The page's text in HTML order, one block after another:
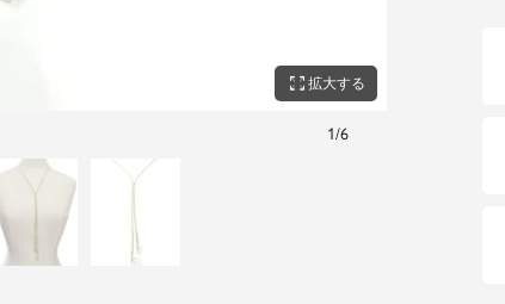
zoom_out_map 拡大する
1/6